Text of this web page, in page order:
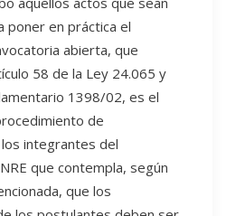
poner en práctica el
abierta, que
58 de la Ley 24.065 y
1398/02, es el
de
integrantes del
que contempla, según
que los